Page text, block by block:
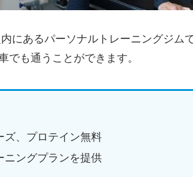
にあるパーソナルトレーニングジム
でも通うことができます。
ズ、プロテイン無料
ニングプランを提供